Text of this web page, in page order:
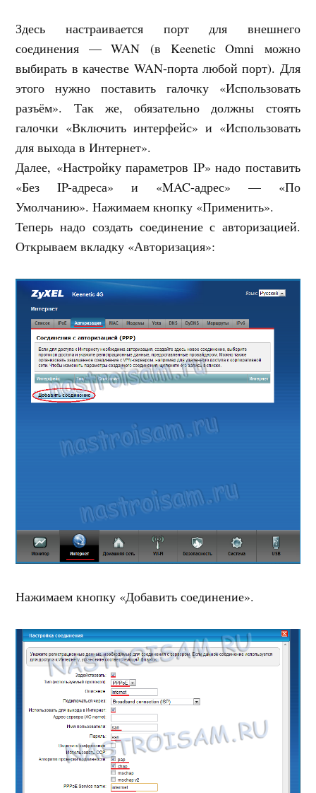
Здесь настраивается порт для внешнего
соединения — WAN (в Keenetic Omni можно
выбирать в качестве WAN-порта любой порт). Для
этого нужно поставить галочку «Использовать
разъём». Так же, обязательно должны стоять
галочки «Включить интерфейс» и «Использовать
для выхода в Интернет».
Далее, «Настройку параметров IP» надо поставить
«Без IP-адреса» и «MAC-адрес» — «По
Умолчанию». Нажимаем кнопку «Применить».
Теперь надо создать соединение с авторизацией.
Открываем вкладку «Авторизация»:
Нажимаем кнопку «Добавить соединение».